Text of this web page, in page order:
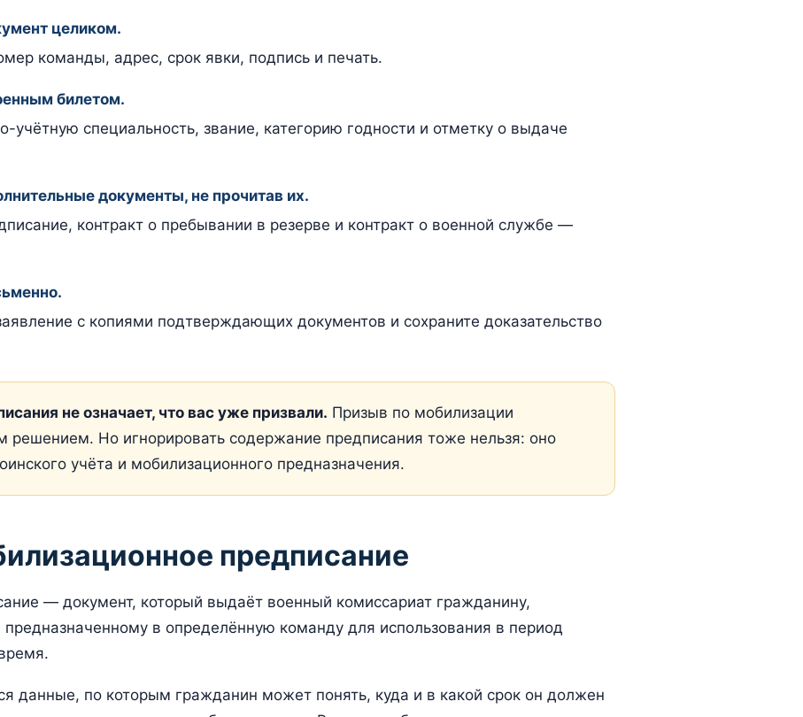
целиком.
команды, адрес, срок явки, подпись и печать.
билетом.
учётную специальность, звание, категорию годности и отметку о выдаче
документы, не прочитав их.
контракт о пребывании в резерве и контракт о военной службе —
с копиями подтверждающих документов и сохраните доказательство
не означает, что вас уже призвали. Призыв по мобилизации
решением. Но игнорировать содержание предписания тоже нельзя: оно
учёта и мобилизационного предназначения.
предписание
— документ, который выдаёт военный комиссариат гражданину,
в определённую команду для использования в период
данные, по которым гражданин может понять, куда и в какой срок он должен